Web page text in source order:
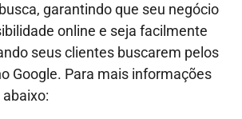
garantindo que seu negócio
online e seja facilmente
seus clientes buscarem pelos
Google. Para mais informações